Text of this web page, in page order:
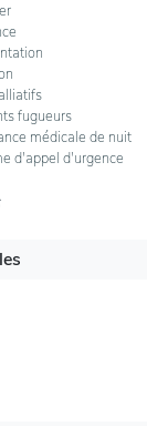
fugueurs
médicale de nuit
d'appel d'urgence